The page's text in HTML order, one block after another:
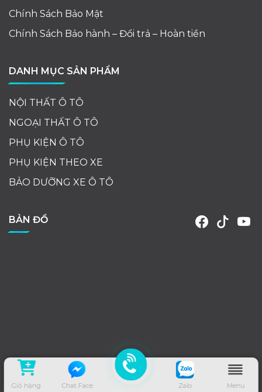
Giỏ hàng Chat Face Zalo Menu
Chính Sách Bảo Mật
Chính Sách Bảo hành – Đổi trả – Hoàn tiền
DANH MỤC SẢN PHẨM
NỘI THẤT Ô TÔ
NGOẠI THẤT Ô TÔ
PHỤ KIỆN Ô TÔ
PHỤ KIỆN THEO XE
BẢO DƯỠNG XE Ô TÔ
BẢN ĐỒ